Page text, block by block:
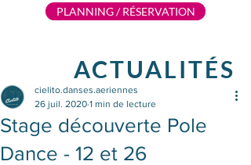
PLANNING / RÉSERVATION
ACTUALITÉS
Stage découverte Pole
Dance - 12 et 26
cielito.danses.aeriennes
26 juil. 2020 1 min de lecture